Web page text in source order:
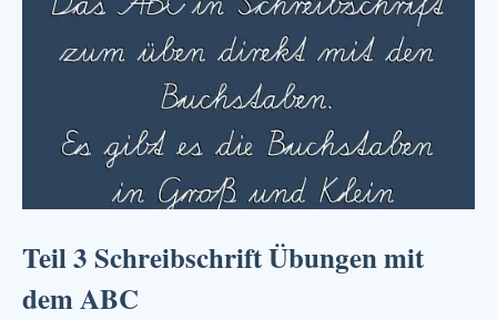
Teil 3 Schreibschrift Übungen mit
dem ABC